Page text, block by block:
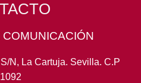
N, La Cartuja. Sevilla. C.P